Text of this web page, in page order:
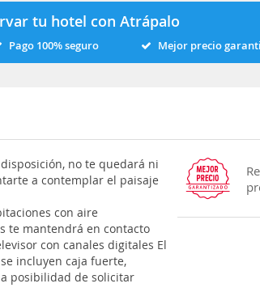
tu hotel con Atrápalo
Pago 100% seguro Mejor precio
no te quedará ni
a contemplar el paisaje
con aire
te mantendrá en contacto
con canales digitales El
incluyen caja fuerte,
posibilidad de solicitar